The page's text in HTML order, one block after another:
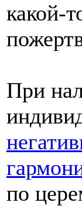
какой-
При
по